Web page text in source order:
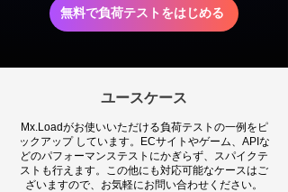
無料で負荷テストをはじめる
ユースケース
Mx.Loadがお使いいただける負荷テストの一例をピ
ックアップ しています。ECサイトやゲーム、APIな
どのパフォーマンステストにかぎらず、スパイクテ
ストも行えます。この他にも対応可能なケースはご
ざいますので、お気軽にお問い合わせください。